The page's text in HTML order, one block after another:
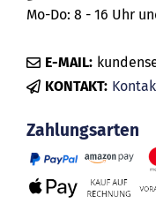
Mo-Do: 8 - 16 Uhr
E-MAIL:
KONTAKT:
Zahlungsarten